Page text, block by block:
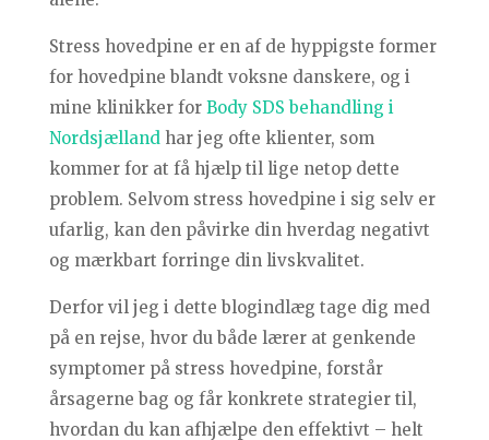
Stress hovedpine er en af de hyppigste former
for hovedpine blandt voksne danskere, og i
mine klinikker for Body SDS behandling i
Nordsjællandhar jeg ofte klienter, som
kommer for at få hjælp til lige netop dette
problem. Selvom stress hovedpine i sig selv er
ufarlig, kan den påvirke din hverdag negativt
og mærkbart forringe din livskvalitet.
Derfor vil jeg i dette blogindlæg tage dig med
på en rejse, hvor du både lærer at genkende
symptomer på stress hovedpine, forstår
årsagerne bag og får konkrete strategier til,
hvordan du kan afhjælpe den effektivt – helt